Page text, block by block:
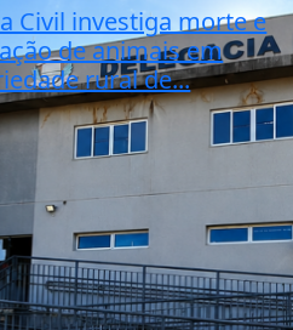
Civil investiga morte e
de animais em
rural de...